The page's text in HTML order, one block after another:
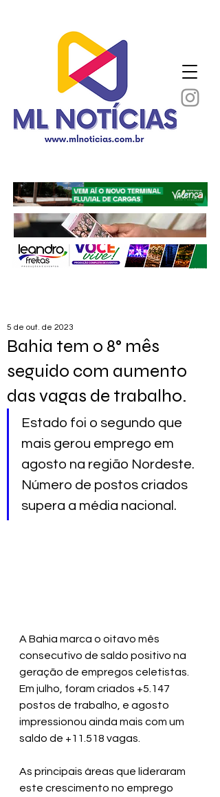
Bahia tem o 8° mês
seguido com aumento
das vagas de trabalho.
5 de out. de 2023
Estado foi o segundo que
mais gerou emprego em
agosto na região Nordeste.
Número de postos criados
supera a média nacional.
A Bahia marca o oitavo mês
consecutivo de saldo positivo na
geração de empregos celetistas.
Em julho, foram criados +5.147
postos de trabalho, e agosto
impressionou ainda mais com um
saldo de +11.518 vagas.
As principais áreas que lideraram
este crescimento no emprego